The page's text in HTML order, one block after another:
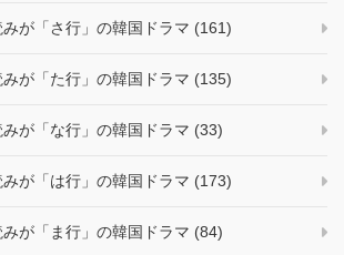
が「さ行」の韓国ドラマ (161)
が「た行」の韓国ドラマ (135)
が「な行」の韓国ドラマ (33)
が「は行」の韓国ドラマ (173)
が「ま行」の韓国ドラマ (84)